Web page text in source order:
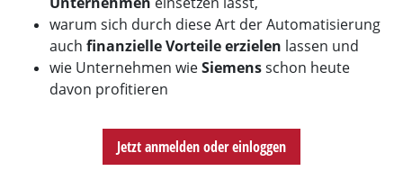
warum sich durch diese Art der Automatisierung
auch finanzielle Vorteile erzielen lassen und
wie Unternehmen wieSiemensschon heute
davon profitieren
Jetzt anmelden oder einloggen